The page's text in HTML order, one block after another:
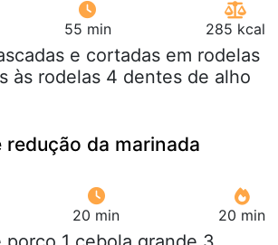
55 min 285 kcal
e cortadas em rodelas
às rodelas 4 dentes de alho
da marinada
20 min 20 min